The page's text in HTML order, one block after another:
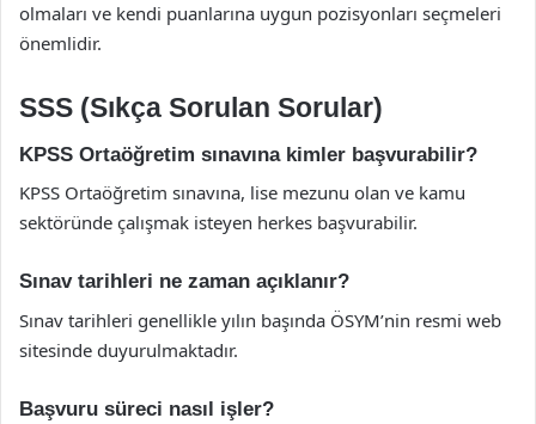
olmaları ve kendi puanlarına uygun pozisyonları seçmeleri
önemlidir.
SSS (Sıkça Sorulan Sorular)
KPSS Ortaöğretim sınavına kimler başvurabilir?
KPSS Ortaöğretim sınavına, lise mezunu olan ve kamu
sektöründe çalışmak isteyen herkes başvurabilir.
Sınav tarihleri ne zaman açıklanır?
Sınav tarihleri genellikle yılın başında ÖSYM’nin resmi web
sitesinde duyurulmaktadır.
Başvuru süreci nasıl işler?